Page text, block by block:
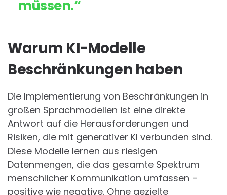
müssen.“
Warum KI-Modelle
Beschränkungen haben
Die Implementierung von Beschränkungen in
großen Sprachmodellen ist eine direkte
Antwort auf die Herausforderungen und
Risiken, die mit generativer KI verbunden sind.
Diese Modelle lernen aus riesigen
Datenmengen, die das gesamte Spektrum
menschlicher Kommunikation umfassen –
positive wie negative. Ohne gezielte